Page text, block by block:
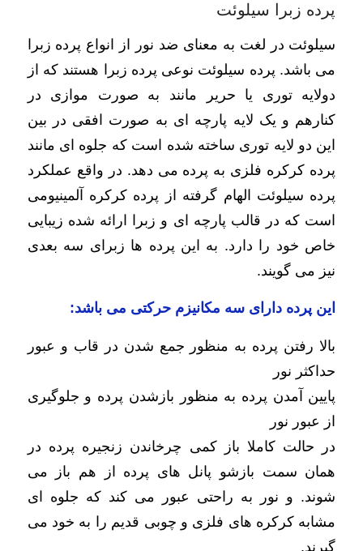
پرده زبرا سیلوئت
سیلوئت در لغت به معنای ضد نور از انواع پرده زبرا
می باشد. پرده سیلوئت نوعی پرده زبرا هستند که از
دولایه توری یا حریر مانند به صورت موازی در
کنارهم و یک لایه پارچه ای به صورت افقی در بین
این دو لایه توری ساخته شده است که جلوه ای مانند
پرده کرکره فلزی به پرده می دهد. در واقع عملکرد
پرده سیلوئت الهام گرفته از پرده کرکره آلمینیومی
است که در قالب پارچه ای و زبرا ارائه شده زیبایی
خاص خود را دارد. به این پرده ها زبرای سه بعدی
نیز می گویند.
این پرده دارای سه مکانیزم حرکتی می باشد:
بالا رفتن پرده به منظور جمع شدن در قاب و عبور
حداکثر نور
پایین آمدن پرده به منظور بازشدن پرده و جلوگیری
از عبور نور
در حالت کاملا باز کمی چرخاندن زنجیره پرده در
همان سمت بازشو پانل های پرده از هم باز می
شوند. و نور به راحتی عبور می کند که جلوه ای
مشابه کرکره های فلزی و چوبی قدیم را به خود می
گیرند.